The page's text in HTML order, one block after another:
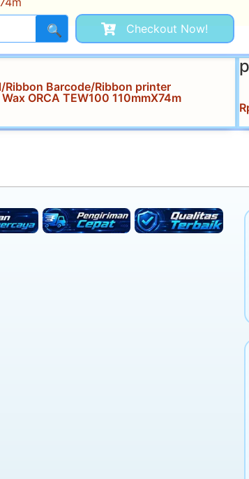
🔍 Checkout Now!
Ribbon Barcode/Ribbon printer
ORCA TEW100 110mmX74m